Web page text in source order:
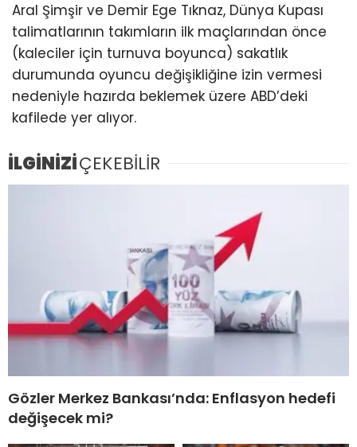
Aral Şimşir ve Demir Ege Tıknaz, Dünya Kupası
talimatlarının takımların ilk maçlarından önce
(kaleciler için turnuva boyunca) sakatlık
durumunda oyuncu değişikliğine izin vermesi
nedeniyle hazırda beklemek üzere ABD’deki
kafilede yer alıyor.
İLGİNİZİÇEKEBİLİR
Gözler Merkez Bankası’nda: Enflasyon hedefi
değişecek mi?